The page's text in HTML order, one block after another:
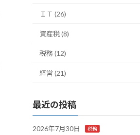
ＩＴ (26)
資産税 (8)
税務 (12)
経営 (21)
最近の投稿
2026年7月30日 税務